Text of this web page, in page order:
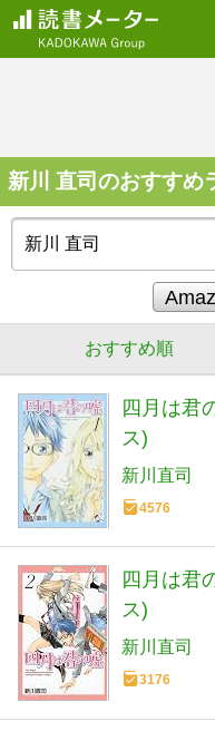
新川 直司のおすすめ
おすすめ順
四月は君
ス)
新川直司
4576
四月は君
ス)
新川直司
3176